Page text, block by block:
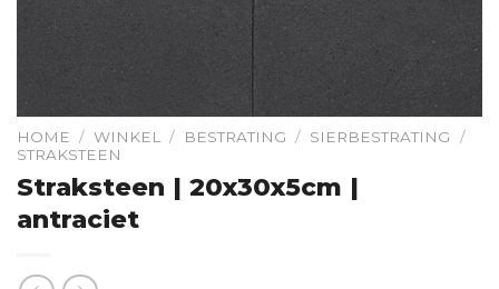
HOME / WINKEL / BESTRATING / SIERBESTRATING
/
STRAKSTEEN
Straksteen | 20x30x5cm |
antraciet